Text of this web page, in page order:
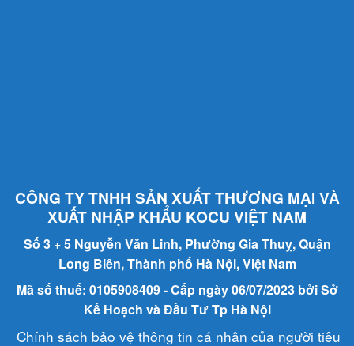
CÔNG TY TNHH SẢN XUẤT THƯƠNG MẠI VÀ
XUẤT NHẬP KHẨU KOCU VIỆT NAM
Số 3 + 5 Nguyễn Văn Linh, Phường Gia Thuỵ, Quận
Long Biên, Thành phố Hà Nội, Việt Nam
Mã số thuế: 0105908409 - Cấp ngày 06/07/2023 bởi Sở
Kế Hoạch và Đầu Tư Tp Hà Nội
Chính sách bảo vệ thông tin cá nhân của người tiêu